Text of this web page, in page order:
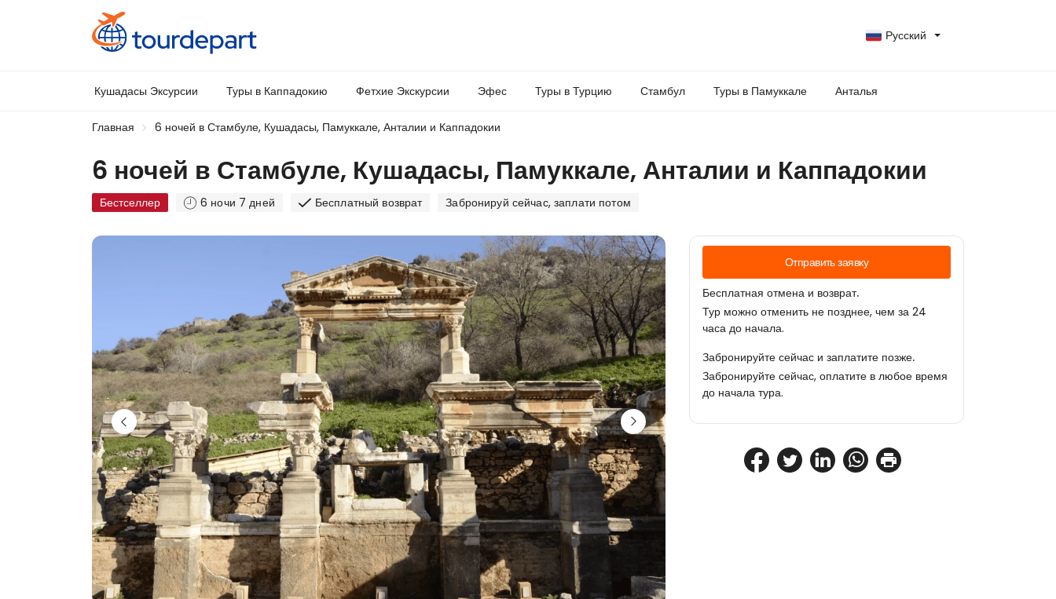
Русский
Кушадасы Эксурсии Туры в Каппадокию Фетхие Экскурсии Эфес Туры в Турцию Стамбул Туры в Памуккале Анталья
Главная 6 ночей в Стамбуле, Кушадасы, Памуккале, Анталии и Каппадокии
6 ночей в Стамбуле, Кушадасы, Памуккале, Анталии и Каппадокии
Бестселлер 6 ночи 7 дней Бесплатный возврат Забронируй сейчас, заплати потом
Отправить заявку
Бесплатная отмена и возврат.
Тур можно отменить не позднее, чем за 24
часа до начала.
Забронируйте сейчас и заплатите позже.
Забронируйте сейчас, оплатите в любое время
до начала тура.